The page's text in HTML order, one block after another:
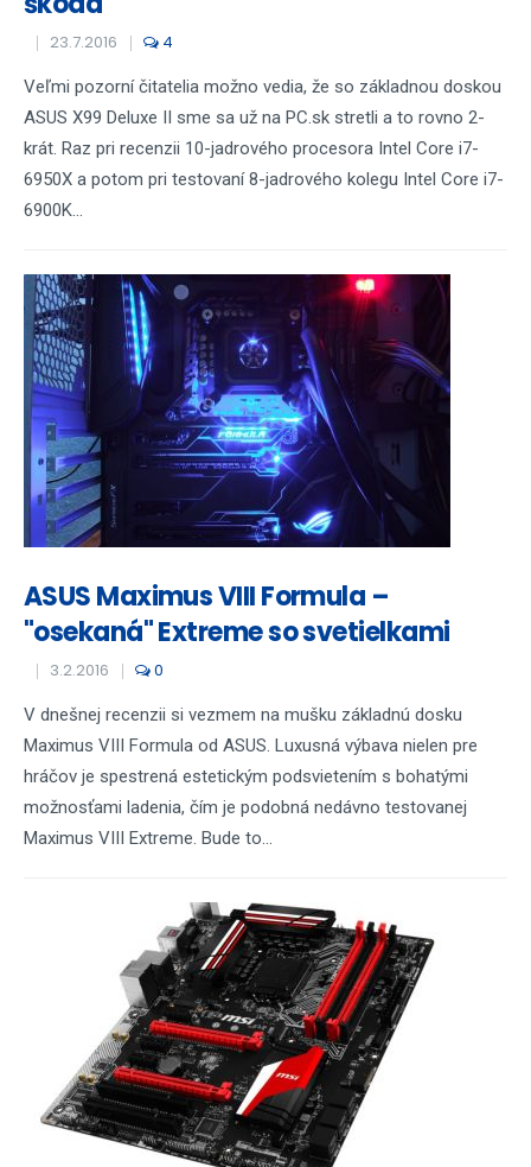
23.7.2016 4
Veľmi pozorní čitatelia možno vedia, že so základnou doskou
ASUS X99 Deluxe II sme sa už na PC.sk stretli a to rovno 2-
krát. Raz pri recenzii 10-jadrového procesora Intel Core i7-
6950X a potom pri testovaní 8-jadrového kolegu Intel Core i7-
6900K...
ASUS Maximus VIII Formula –
"osekaná" Extreme so svetielkami
3.2.2016 0
V dnešnej recenzii si vezmem na mušku základnú dosku
Maximus VIII Formula od ASUS. Luxusná výbava nielen pre
hráčov je spestrená estetickým podsvietením s bohatými
možnosťami ladenia, čím je podobná nedávno testovanej
Maximus VIII Extreme. Bude to...